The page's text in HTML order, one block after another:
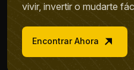
vivir, invertir o mudarte
Encontrar Ahora